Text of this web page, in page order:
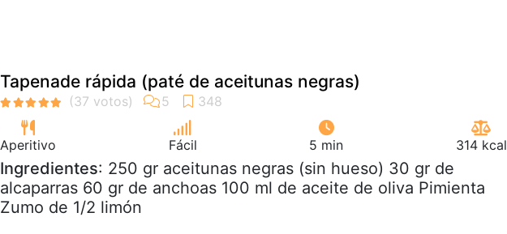
Tapenade rápida (paté de aceitunas negras)
Aperitivo Fácil 5 min 314 kcal
Ingredientes: 250 gr aceitunas negras (sin hueso) 30 gr de
alcaparras 60 gr de anchoas 100 ml de aceite de oliva Pimienta
Zumo de 1/2 limón